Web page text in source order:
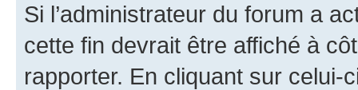
Si l’administrateur du forum a
cette fin devrait être affiché à
rapporter. En cliquant sur